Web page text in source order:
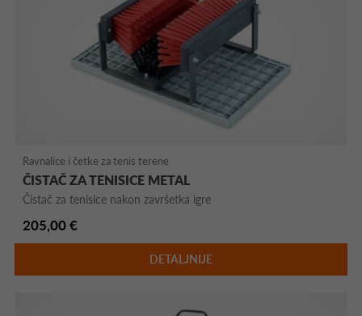
Ravnalice i četke za tenis terene
ČISTAČ ZA TENISICE METAL
Čistač za tenisice nakon završetka igre
205,00 €
DETALJNIJE